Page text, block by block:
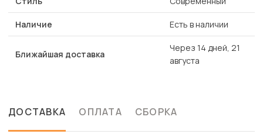
Наличие Есть в наличии
Ближайшая доставка
Через 14 дней, 21
августа
ДОСТАВКА ОПЛАТА СБОРКА